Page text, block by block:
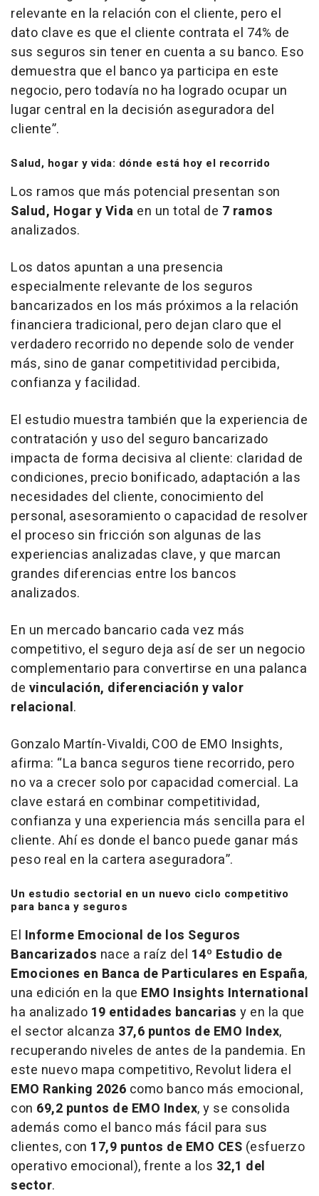
relevante en la relación con el cliente, pero el
dato clave es que el cliente contrata el 74% de
sus seguros sin tener en cuenta a su banco. Eso
demuestra que el banco ya participa en este
negocio, pero todavía no ha logrado ocupar un
lugar central en la decisión aseguradora del
cliente”.
Salud, hogar y vida: dónde está hoy el recorrido
Los ramos que más potencial presentan son
Salud, Hogar y Vida en un total de 7 ramos
analizados.
Los datos apuntan a una presencia
especialmente relevante de los seguros
bancarizados en los más próximos a la relación
financiera tradicional, pero dejan claro que el
verdadero recorrido no depende solo de vender
más, sino de ganar competitividad percibida,
confianza y facilidad.
El estudio muestra también que la experiencia de
contratación y uso del seguro bancarizado
impacta de forma decisiva al cliente: claridad de
condiciones, precio bonificado, adaptación a las
necesidades del cliente, conocimiento del
personal, asesoramiento o capacidad de resolver
el proceso sin fricción son algunas de las
experiencias analizadas clave, y que marcan
grandes diferencias entre los bancos
analizados.
En un mercado bancario cada vez más
competitivo, el seguro deja así de ser un negocio
complementario para convertirse en una palanca
de vinculación, diferenciación y valor
relacional.
Gonzalo Martín-Vivaldi, COO de EMO Insights,
afirma: “La banca seguros tiene recorrido, pero
no va a crecer solo por capacidad comercial. La
clave estará en combinar competitividad,
confianza y una experiencia más sencilla para el
cliente. Ahí es donde el banco puede ganar más
peso real en la cartera aseguradora”.
Un estudio sectorial en un nuevo ciclo competitivo
para banca y seguros
El Informe Emocional de los Seguros
Bancarizados nace a raíz del 14º Estudio de
Emociones en Banca de Particulares en España,
una edición en la que EMO Insights International
ha analizado 19 entidades bancarias y en la que
el sector alcanza 37,6 puntos de EMO Index,
recuperando niveles de antes de la pandemia. En
este nuevo mapa competitivo, Revolut lidera el
EMO Ranking 2026 como banco más emocional,
con 69,2 puntos de EMO Index, y se consolida
además como el banco más fácil para sus
clientes, con 17,9 puntos de EMO CES (esfuerzo
operativo emocional), frente a los 32,1 del
sector.